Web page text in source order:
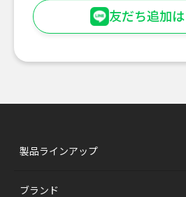
友だち追加
製品ラインアップ
ブランド